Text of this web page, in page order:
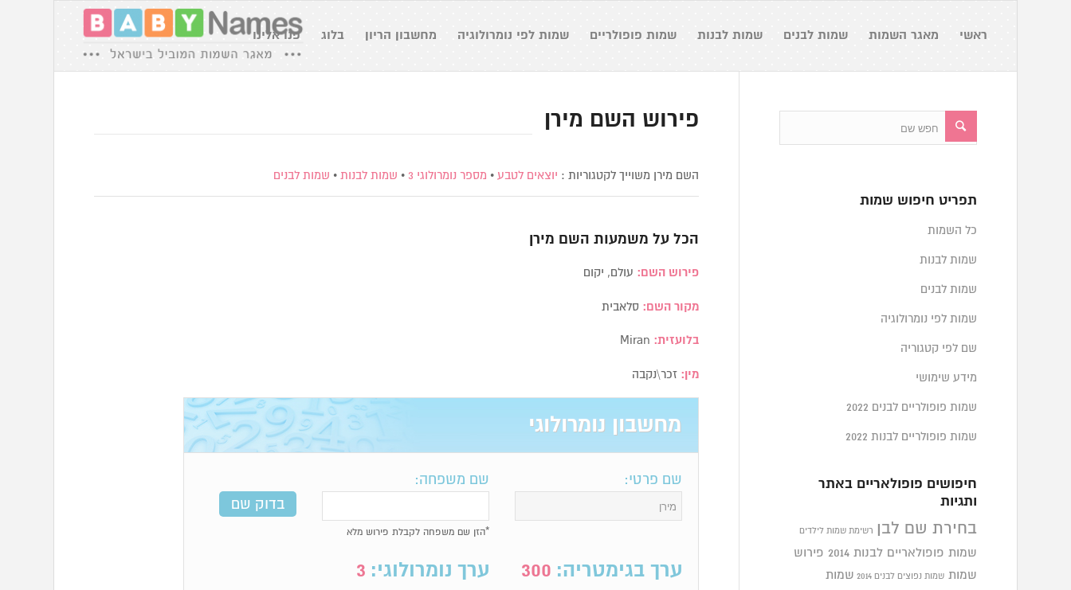
ראשי מאגר השמות שמות לבנים שמות לבנות שמות פופולריים שמות לפי נומרולוגיה מחשבון הריון בלוג פנו אלינו
פירוש השם מירן
השם מירן משוייך לקטגוריות : יוצאים לטבע • מספר נומרולוגי 3 • שמות לבנות • שמות לבנים
הכל על משמעות השם מירן
פירוש השם: עולם, יקום
מקור השם: סלאבית
בלועזית:
מין: זכר\נקבה
מחשבון נומרולוגי
שם פרטי: שם משפחה:
*הזן שם משפחה לקבלת פירוש מלא
ערך בגימטריה: 300 ערך נומרולוגי: 3
תפריט חיפוש שמות
כל השמות
שמות לבנות
שמות לבנים
שמות לפי נומרולוגיה
שם לפי קטגוריה
מידע שימושי
שמות פופולריים לבנים 2022
שמות פופולריים לבנות 2022
חיפושים פופולאריים באתר
ותגיות
בחירת שם לבן רשימת שמות לילדים
שמות פופולאריים לבנות 2014 פירוש
שמות שמות נפוצים לבנים 2014 שמות